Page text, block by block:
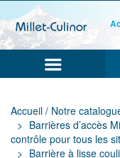
Accueil / Notre
Barrières d’accès
contrôle pour tous les
Barrière à lisse